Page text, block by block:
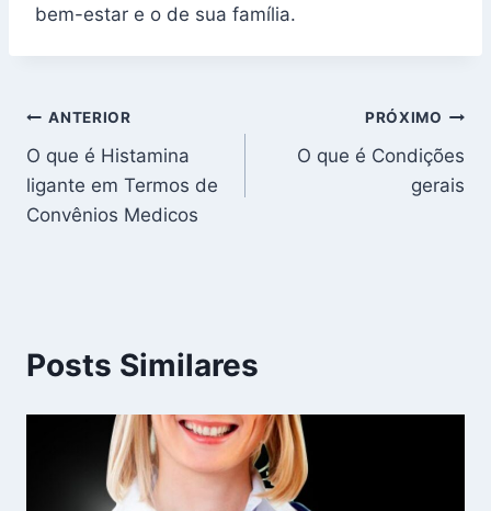
bem-estar e o de sua família.
Navegação
de
Post
ANTERIOR
O que é Histamina
ligante em Termos de
Convênios Medicos
PRÓXIMO
O que é Condições
gerais
Posts Similares